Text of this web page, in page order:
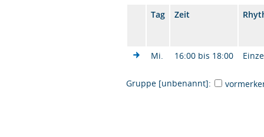
Tag Zeit
Mi. 16:00 bis 18:00
Gruppe [unbenannt]: